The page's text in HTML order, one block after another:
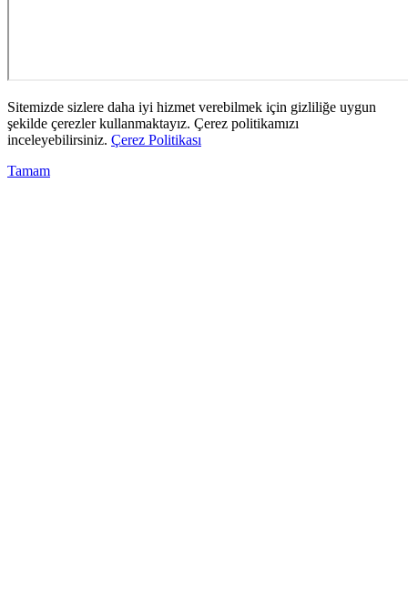
Sitemizde sizlere daha iyi hizmet verebilmek için gizliliğe uygun
şekilde çerezler kullanmaktayız. Çerez politikamızı
inceleyebilirsiniz. Çerez Politikası
Tamam